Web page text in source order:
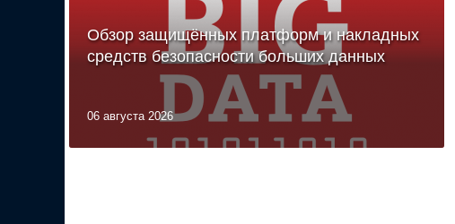
Обзор защищённых платформ и накладных
средств безопасности больших данных
06 августа 2026